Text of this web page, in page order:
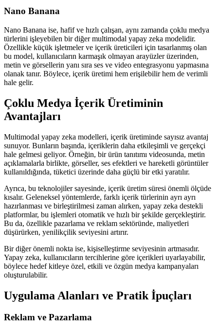
Nano Banana
Nano Banana ise, hafif ve hızlı çalışan, aynı zamanda çoklu medya
türlerini işleyebilen bir diğer multimodal yapay zeka modelidir.
Özellikle küçük işletmeler ve içerik üreticileri için tasarlanmış olan
bu model, kullanıcıların karmaşık olmayan arayüzler üzerinden,
metin ve görsellerin yanı sıra ses ve video entegrasyonu yapmasına
olanak tanır. Böylece, içerik üretimi hem erişilebilir hem de verimli
hale gelir.
Çoklu Medya İçerik Üretiminin
Avantajları
Multimodal yapay zeka modelleri, içerik üretiminde sayısız avantaj
sunuyor. Bunların başında, içeriklerin daha etkileşimli ve gerçekçi
hale gelmesi geliyor. Örneğin, bir ürün tanıtımı videosunda, metin
açıklamalarla birlikte, görseller, ses efektleri ve hareketli görüntüler
kullanıldığında, tüketici üzerinde daha güçlü bir etki yaratılır.
Ayrıca, bu teknolojiler sayesinde, içerik üretim süresi önemli ölçüde
kısalır. Geleneksel yöntemlerde, farklı içerik türlerinin ayrı ayrı
hazırlanması ve birleştirilmesi zaman alırken, yapay zeka destekli
platformlar, bu işlemleri otomatik ve hızlı bir şekilde gerçekleştirir.
Bu da, özellikle pazarlama ve reklam sektöründe, maliyetleri
düşürürken, yenilikçilik seviyesini artırır.
Bir diğer önemli nokta ise, kişiselleştirme seviyesinin artmasıdır.
Yapay zeka, kullanıcıların tercihlerine göre içerikleri uyarlayabilir,
böylece hedef kitleye özel, etkili ve özgün medya kampanyaları
oluşturulabilir.
Uygulama Alanları ve Pratik İpuçları
Reklam ve Pazarlama